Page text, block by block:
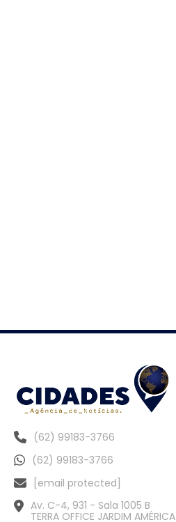
(62) 99183-3766
(62) 99183-3766
[email protected]
Av. C-4, 931 - Sala 1005 B
TERRA OFFICE JARDIM AMÉRICA